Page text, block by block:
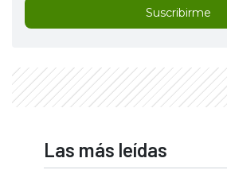
Suscribirme
Las más leídas